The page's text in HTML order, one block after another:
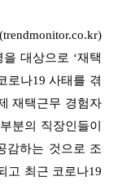
대상으로 ‘재택
로나19 사태를 겪
재택근무 경험자
분의 직장인들이
감하는 것으로 조
고 최근 코로나19